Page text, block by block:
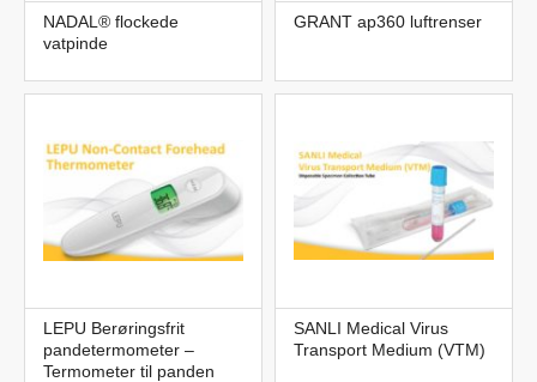
NADAL® flockede
vatpinde
GRANT ap360 luftrenser
LEPU Berøringsfrit
pandetermometer –
Termometer til panden
SANLI Medical Virus
Transport Medium (VTM)